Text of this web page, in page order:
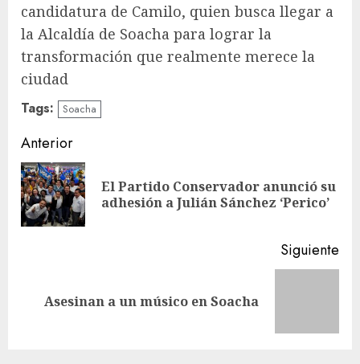
candidatura de Camilo, quien busca llegar a
la Alcaldía de Soacha para lograr la
transformación que realmente merece la
ciudad
Tags: Soacha
Sigue
leyendo
Anterior
El Partido Conservador anunció su
adhesión a Julián Sánchez ‘Perico’
Siguiente
Siguiente
Asesinan a un músico en Soacha